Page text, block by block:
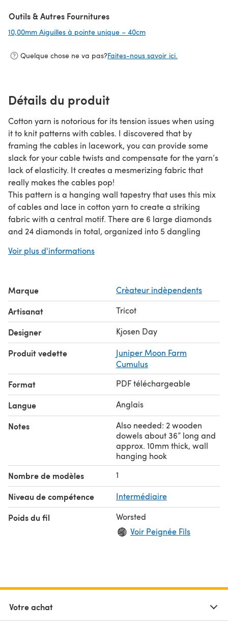
Outils & Autres Fournitures
10,00mm Aiguilles à pointe unique – 40cm
Quelque chose ne va pas?Faites-nous savoir ici.
Détails du produit
Cotton yarn is notorious for its tension issues when using
it to knit patterns with cables. I discovered that by
framing the cables in lacework, you can provide some
slack for your cable twists and compensate for the yarn’s
lack of elasticity. It creates a mesmerizing fabric that
really makes the cables pop!
This pattern is a hanging wall tapestry that uses this mix
of cables and lace in cotton yarn to create a striking
fabric with a central motif. There are 6 large diamonds
and 24 diamonds in total, organized into 5 dangling
as recommended which creates a light, airy, and drapey
I’m using my “Six of Diamonds” photographed here as a
bed headboard. The yarn color is “Narwhale”.
Pattern includes both written and chart instructions.
Voir plus d'informations
Marque Crèateur indèpendents
Artisanat Tricot
Designer Kjosen Day
Produit vedette
Juniper Moon Farm
Cumulus
Format PDF téléchargeable
Langue Anglais
Notes
Also needed: 2 wooden
dowels about 36” long and
approx. 10mm thick, wall
hanging hook
Nombre de modèles 1
Niveau de compétence Intermédiaire
Poids du fil
Worsted
Voir Peignée Fils
Votre achat